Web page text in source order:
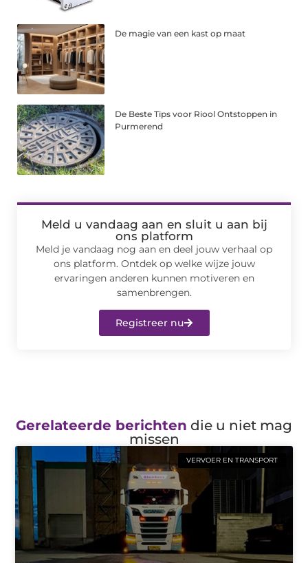
De magie van een kast op maat
De Beste Tips voor Riool Ontstoppen in
Purmerend
Meld u vandaag aan en sluit u aan bij
ons platform
Meld je vandaag nog aan en deel jouw verhaal op
ons platform. Ontdek op welke wijze jouw
ervaringen anderen kunnen motiveren en
samenbrengen.
Registreer nu
Gerelateerde berichten die u niet mag
missen
VERVOER EN TRANSPORT